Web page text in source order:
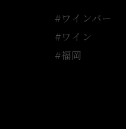
#ワインバー
#ワイン
#福岡